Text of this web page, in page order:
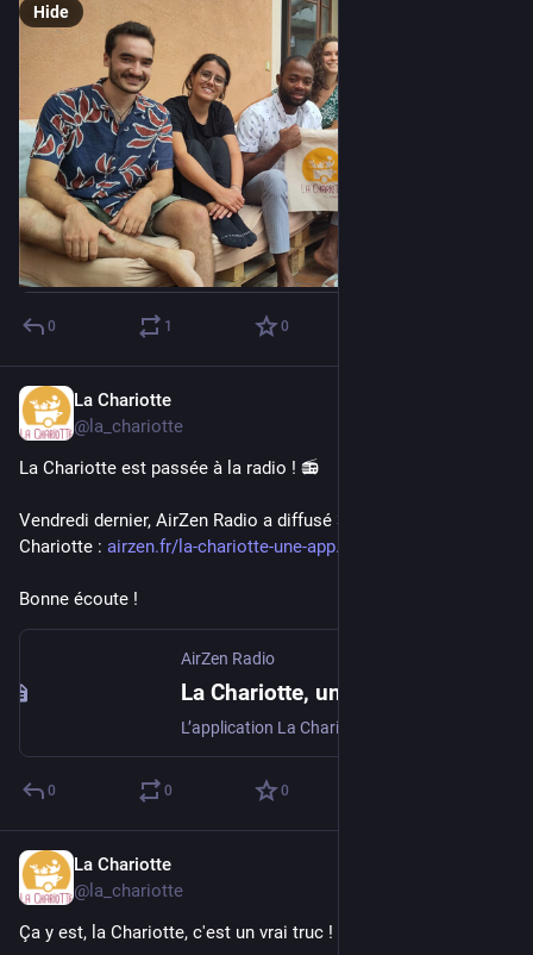
Hide
0 1 0
La Chariotte
@la_chariotte
La Chariotte est passée à la radio ! 📻
Vendredi dernier, AirZen Radio a diffusé 3 podcasts sur la
Chariotte : airzen.fr/la-chariotte-une-app
Bonne écoute !
AirZen Radio
0 0 0
La Chariotte
@la_chariotte
Ça y est, la Chariotte, c'est un vrai truc ! 🔨